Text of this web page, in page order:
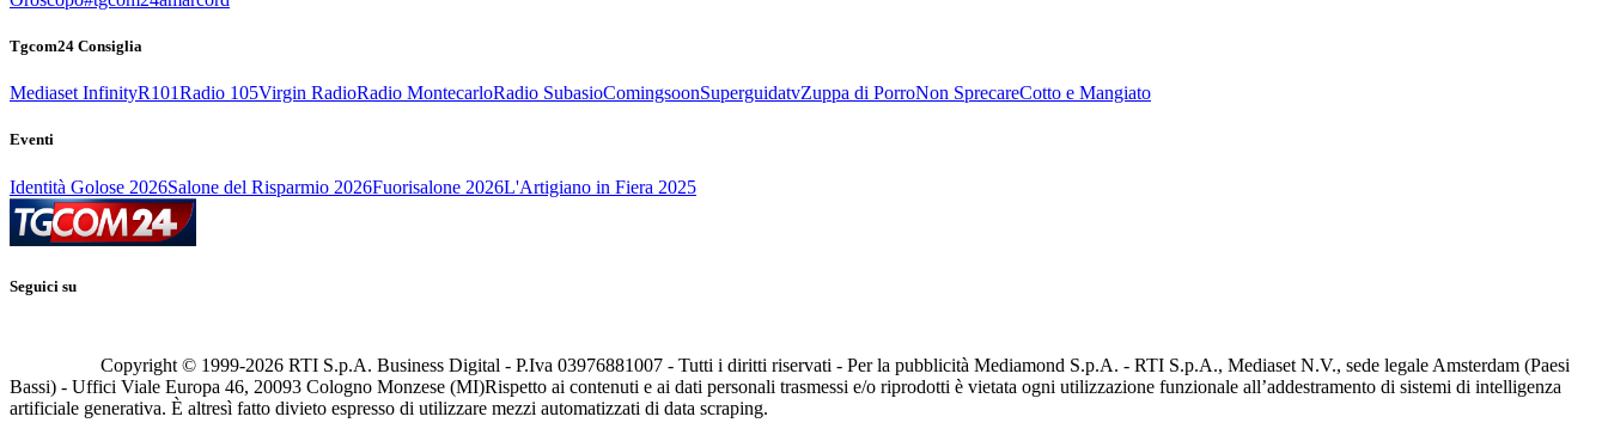
Tgcom24 Consiglia
Mediaset InfinityR101Radio 105Virgin RadioRadio MontecarloRadio SubasioComingsoonSuperguidatvZuppa di PorroNon SprecareCotto e Mangiato
Eventi
Identità Golose 2026Salone del Risparmio 2026Fuorisalone 2026L'Artigiano in Fiera 2025
Seguici su
Copyright © 1999-2026 RTI S.p.A. Business Digital - P.Iva 03976881007 - Tutti i diritti riservati - Per la pubblicità Mediamond S.p.A. - RTI S.p.A., Mediaset N.V., sede legale Amsterdam (Paesi
Bassi) - Uffici Viale Europa 46, 20093 Cologno Monzese (MI)Rispetto ai contenuti e ai dati personali trasmessi e/o riprodotti è vietata ogni utilizzazione funzionale all’addestramento di sistemi di intelligenza
artificiale generativa. È altresì fatto divieto espresso di utilizzare mezzi automatizzati di data scraping.